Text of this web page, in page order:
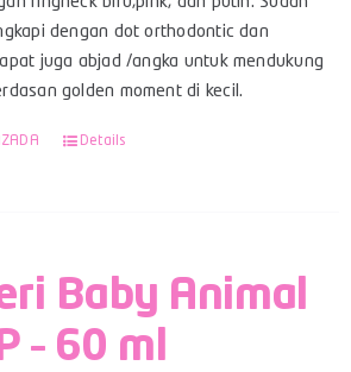
dengan dot orthodontic dan
juga abjad /angka untuk mendukung
golden moment di kecil.
Details
Baby Animal
– 60 ml